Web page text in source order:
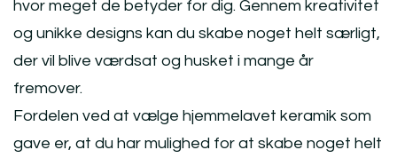
hvor meget de betyder for dig. Gennem kreativitet
og unikke designs kan du skabe noget helt særligt,
der vil blive værdsat og husket i mange år
fremover.
Fordelen ved at vælge hjemmelavet keramik som
gave er, at du har mulighed for at skabe noget helt